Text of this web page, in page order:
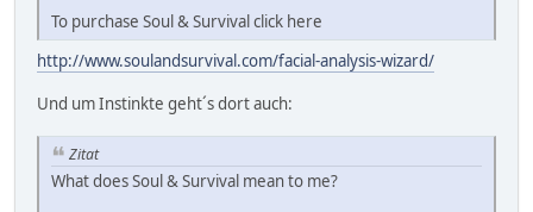
To purchase Soul & Survival click here
http://www.soulandsurvival.com/facial-analysis-wizard/
Und um Instinkte geht´s dort auch:
Zitat
What does Soul & Survival mean to me?